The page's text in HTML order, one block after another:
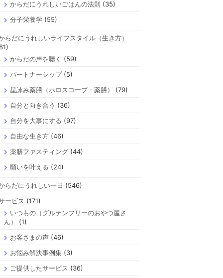
からだにうれしいごはんの法則 (35)
分子栄養学(55)
らだにうれしいライフスタイル（生き方）
からだの声を聴く
(59)
パートナーシップ(5)
星詠み薬膳（ホロスコープ・薬膳）
(79)
自分と向き合う (36)
自分を大事にする (97)
自由な生き方(46)
薬膳ファスティング(44)
願いを叶える (24)
らだにうれしい一日 (546)
ービス (171)
いつもの（グルテンフリーのおやつ屋さ
ん）
(1)
お客さまの声(46)
お悩み解決事例集 (3)
ご提供したサービス (36)